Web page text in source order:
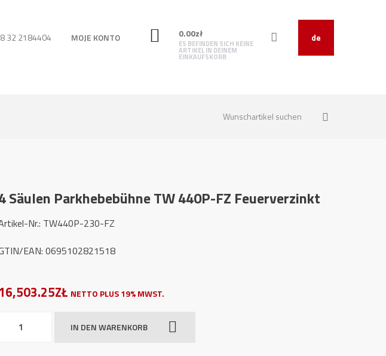
32 2184404 MOJE KONTO de
0.00zł
ES BEFINDEN SICH KEINE
ARTIKEL IN DEINEM
EINKAUFSKORB
Säulen Parkhebebühne TW 440P-FZ Feuerverzinkt
Nr.: TW440P-230-FZ
EAN: 0695102821518
NETTO PLUS 19% MWST.
Säulen
IN DEN WARENKORB